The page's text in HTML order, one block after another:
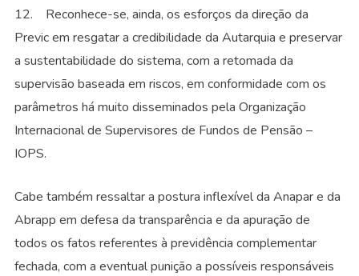
12. Reconhece-se, ainda, os esforços da direção da
Previc em resgatar a credibilidade da Autarquia e preservar
a sustentabilidade do sistema, com a retomada da
supervisão baseada em riscos, em conformidade com os
parâmetros há muito disseminados pela Organização
Internacional de Supervisores de Fundos de Pensão –
IOPS.
Cabe também ressaltar a postura inflexível da Anapar e da
Abrapp em defesa da transparência e da apuração de
todos os fatos referentes à previdência complementar
fechada, com a eventual punição a possíveis responsáveis